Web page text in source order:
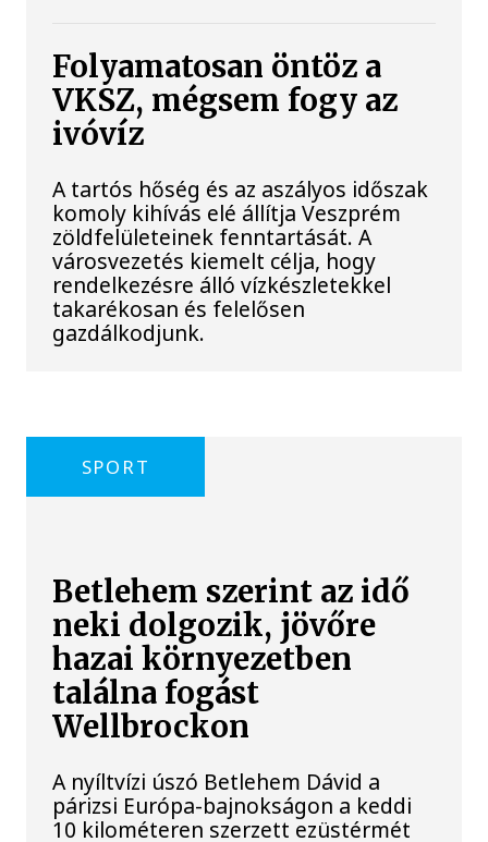
Folyamatosan öntöz a
VKSZ, mégsem fogy az
ivóvíz
A tartós hőség és az aszályos időszak
komoly kihívás elé állítja Veszprém
zöldfelületeinek fenntartását. A
városvezetés kiemelt célja, hogy
rendelkezésre álló vízkészletekkel
takarékosan és felelősen
gazdálkodjunk.
SPORT
Betlehem szerint az idő
neki dolgozik, jövőre
hazai környezetben
találna fogást
Wellbrockon
A nyíltvízi úszó Betlehem Dávid a
párizsi Európa-bajnokságon a keddi
10 kilométeren szerzett ezüstérmét